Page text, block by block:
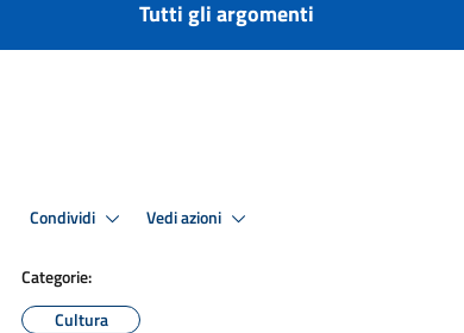
Tutti gli argomenti
Condividi Vedi azioni
Categorie:
Cultura